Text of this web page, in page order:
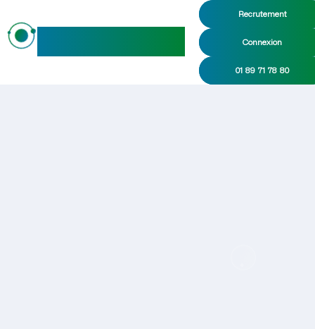
Recrutement
Connexion
01 89 71 78 80